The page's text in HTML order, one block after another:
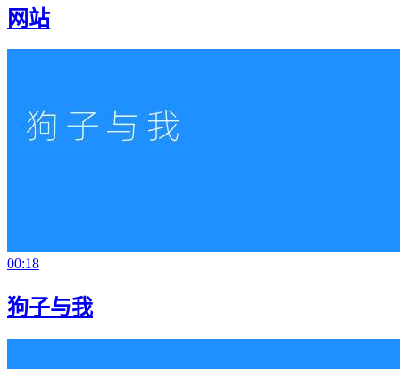
网站
00:18
狗子与我